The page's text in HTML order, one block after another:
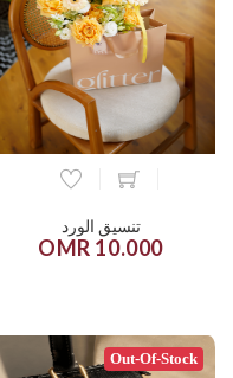
تنسيق الورد
10.000 OMR
Out-Of-Stock